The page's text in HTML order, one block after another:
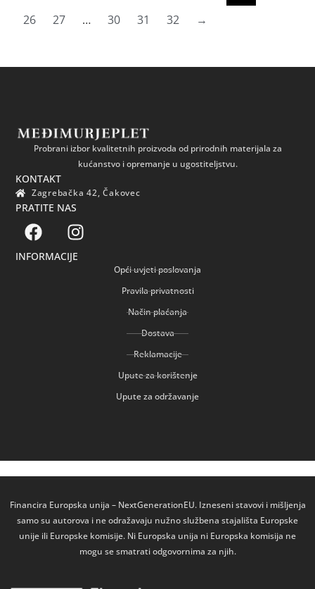
26
27 … 30 31 32 →
Probrani izbor kvalitetnih proizvoda od prirodnih materijala za
kućanstvo i opremanje u ugostiteljstvu.
KONTAKT
Zagrebačka 42, Čakovec
PRATITE NAS
INFORMACIJE
Opći uvjeti poslovanja
Pravila privatnosti
Način plaćanja
Dostava
Reklamacije
Upute za korištenje
Upute za održavanje
Financira Europska unija – NextGenerationEU. Izneseni stavovi i mišljenja
samo su autorova i ne odražavaju nužno službena stajališta Europske
unije ili Europske komisije. Ni Europska unija ni Europska komisija ne
mogu se smatrati odgovornima za njih.